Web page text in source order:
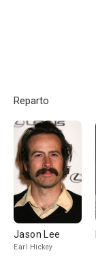
Reparto
Jason Lee
Earl Hickey